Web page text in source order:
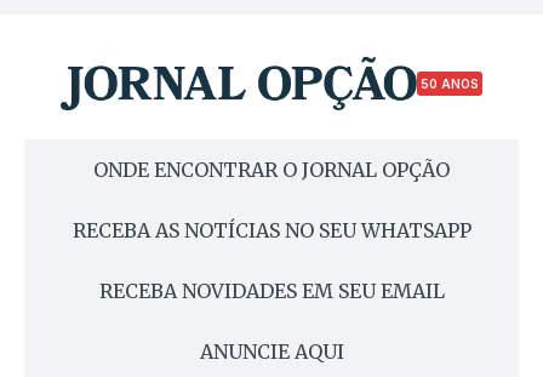
50 ANOS
ONDE ENCONTRAR O JORNAL OPÇÃO
RECEBA AS NOTÍCIAS NO SEU WHATSAPP
RECEBA NOVIDADES EM SEU EMAIL
ANUNCIE AQUI